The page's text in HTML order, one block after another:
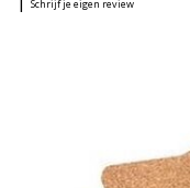
Schrijf je eigen review